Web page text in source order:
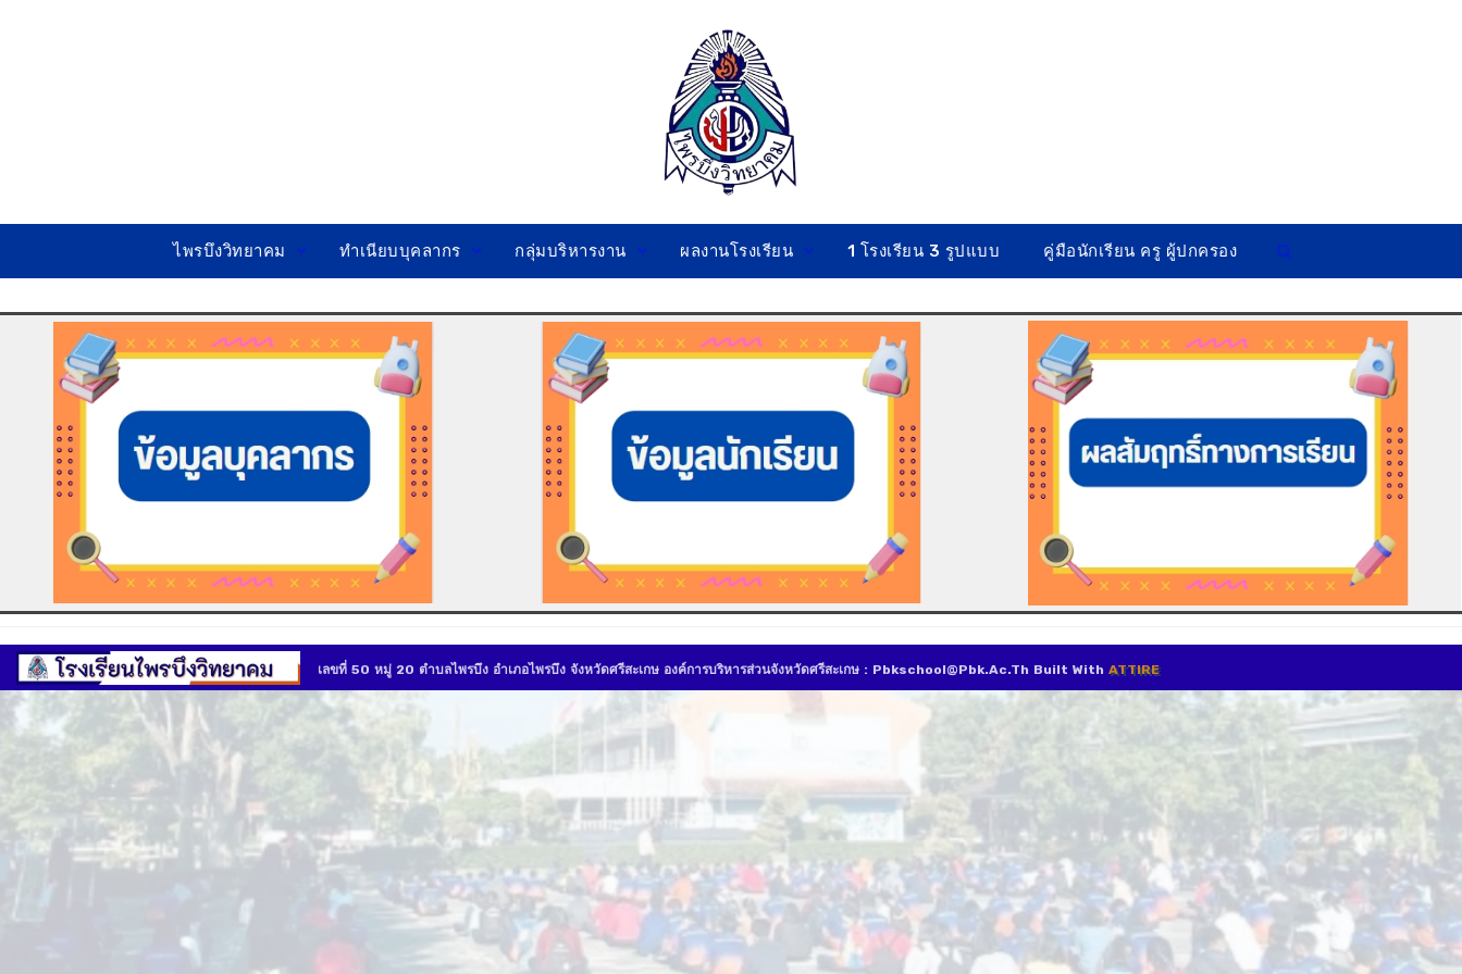
ไพรบึงวิทยาคม ทำเนียบบุคลากร กลุ่มบริหารงาน ผลงานโรงเรียน 1 โรงเรียน 3 รูปแบบ คู่มือนักเรียน ครู ผู้ปกครอง
เลขที่ 50 หมู่ 20 ตำบลไพรบึง อำเภอไพรบึง จังหวัดศรีสะเกษ องค์การบริหารส่วนจังหวัดศรีสะเกษ : Pbkschool@pbk.ac.th Built WithATTIRE